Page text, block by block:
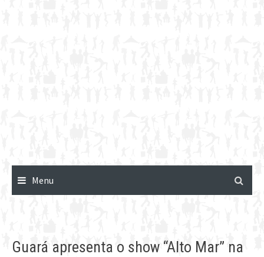
Menu
Guará apresenta o show “Alto Mar” na